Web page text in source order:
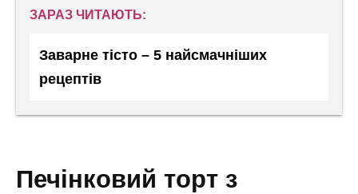
ЗАРАЗ ЧИТАЮТЬ:
Заварне тісто – 5 найсмачніших
рецептів
печінковий торт з